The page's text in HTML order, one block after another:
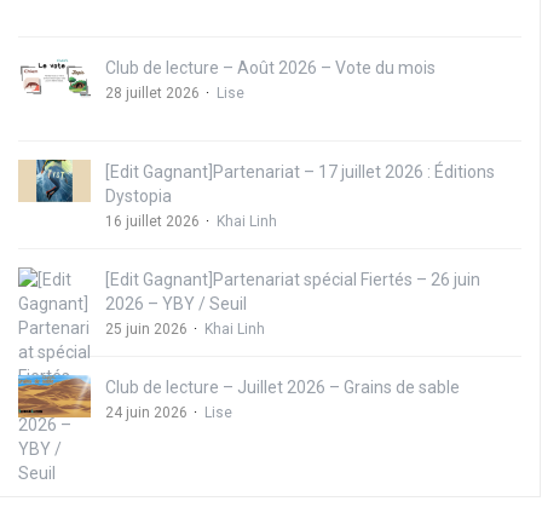
Club de lecture – Août 2026 – Vote du mois
28 juillet 2026 Lise
[Edit Gagnant]Partenariat – 17 juillet 2026 : Éditions
Dystopia
16 juillet 2026 Khai Linh
[Edit Gagnant]Partenariat spécial Fiertés – 26 juin
2026 – YBY / Seuil
25 juin 2026 Khai Linh
Club de lecture – Juillet 2026 – Grains de sable
24 juin 2026 Lise